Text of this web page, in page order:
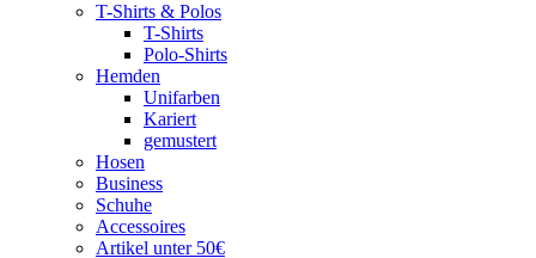
T-Shirts & Polos
T-Shirts
Polo-Shirts
Hemden
Unifarben
Kariert
gemustert
Hosen
Business
Schuhe
Accessoires
Artikel unter 50€